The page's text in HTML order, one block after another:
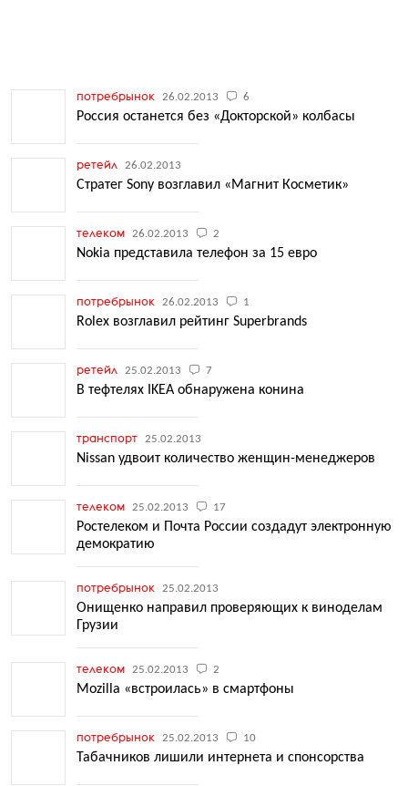
потребрынок 26.02.2013 6
Россия останется без «Докторской» колбасы
ретейл 26.02.2013
Стратег Sony возглавил «Магнит Косметик»
телеком 26.02.2013 2
Nokia представила телефон за 15 евро
потребрынок 26.02.2013 1
Rolex возглавил рейтинг Superbrands
ретейл 25.02.2013 7
В тефтелях IKEA обнаружена конина
транспорт 25.02.2013
Nissan удвоит количество женщин-менеджеров
телеком 25.02.2013 17
Ростелеком и Почта России создадут электронную
демократию
потребрынок 25.02.2013
Онищенко направил проверяющих к виноделам
Грузии
телеком 25.02.2013 2
Mozilla «встроилась» в смартфоны
потребрынок 25.02.2013 10
Табачников лишили интернета и спонсорства